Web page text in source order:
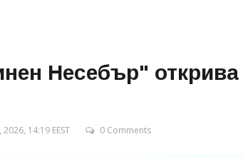
Несебър"
14:19 EEST 0 Comments